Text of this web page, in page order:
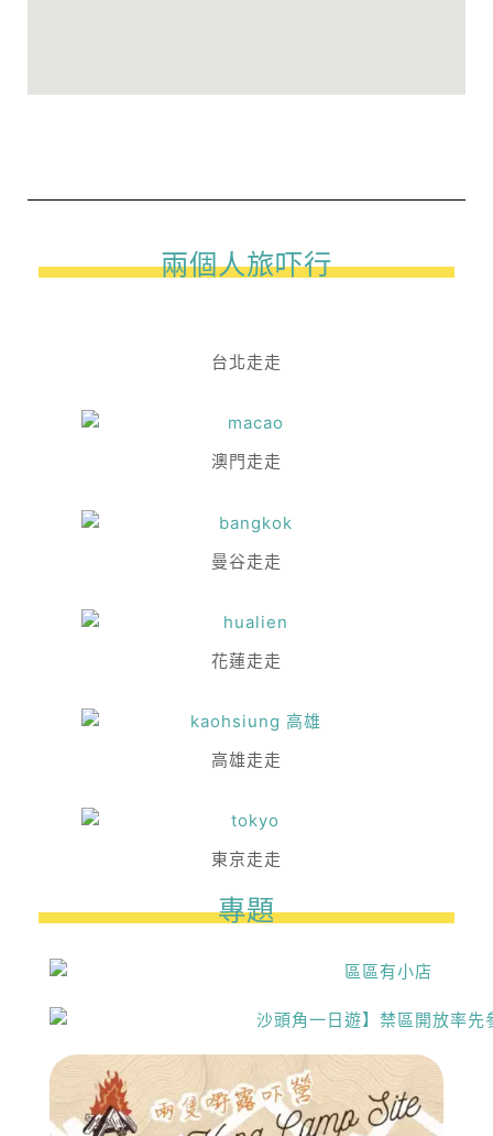
兩個人旅吓行
台北走走
澳門走走
曼谷走走
花蓮走走
高雄走走
東京走走
專題